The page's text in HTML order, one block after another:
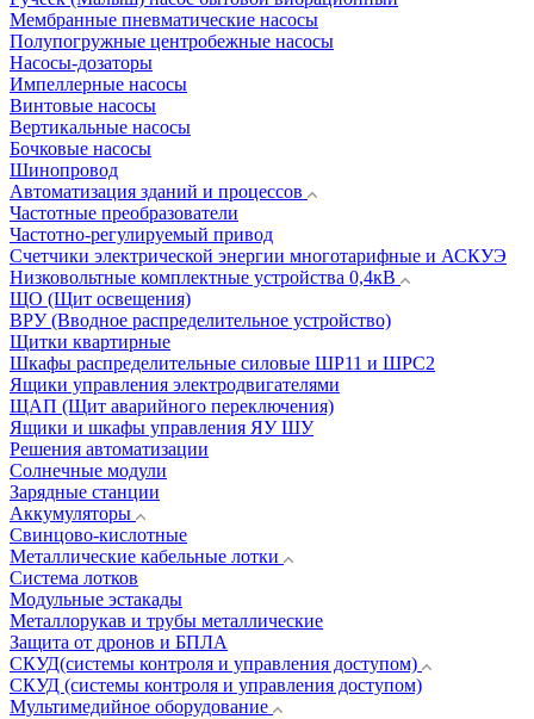
Мембранные пневматические насосы
Полупогружные центробежные насосы
Насосы-дозаторы
Импеллерные насосы
Винтовые насосы
Вертикальные насосы
Бочковые насосы
Шинопровод
Автоматизация зданий и процессов
Частотные преобразователи
Частотно-регулируемый привод
Счетчики электрической энергии многотарифные и АСКУЭ
Низковольтные комплектные устройства 0,4кВ
ЩО (Щит освещения)
ВРУ (Вводное распределительное устройство)
Щитки квартирные
Шкафы распределительные силовые ШР11 и ШРС2
Ящики управления электродвигателями
ЩАП (Щит аварийного переключения)
Ящики и шкафы управления ЯУ ШУ
Решения автоматизации
Солнечные модули
Зарядные станции
Аккумуляторы
Свинцово-кислотные
Металлические кабельные лотки
Система лотков
Модульные эстакады
Металлорукав и трубы металлические
Защита от дронов и БПЛА
СКУД(системы контроля и управления доступом)
СКУД (системы контроля и управления доступом)
Мультимедийное оборудование